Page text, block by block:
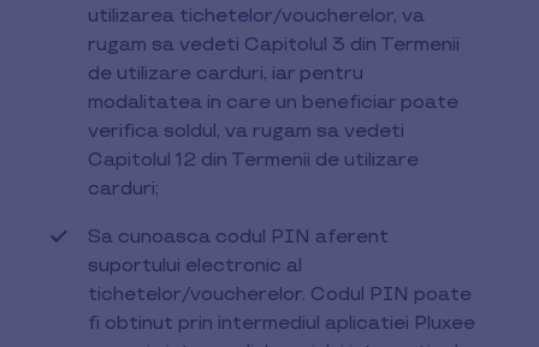
utilizarea tichetelor/voucherelor, va
rugam sa vedeti Capitolul 3 din Termenii
de utilizare carduri, iar pentru
modalitatea in care un beneficiar poate
verifica soldul, va rugam sa vedeti
Capitolul 12 din Termenii de utilizare
carduri;
Sa cunoasca codul PIN aferent
suportului electronic al
tichetelor/voucherelor. Codul PIN poate
fi obtinut prin intermediul aplicatiei Pluxee